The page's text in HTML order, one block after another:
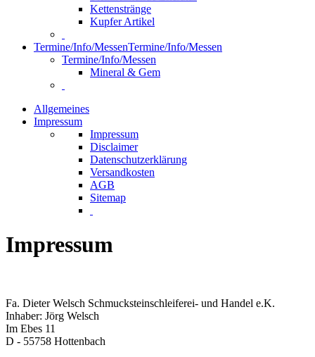
Kettenstränge
Kupfer Artikel
Termine/Info/MessenTermine/Info/Messen
Termine/Info/Messen
Mineral & Gem
Allgemeines
Impressum
Impressum
Disclaimer
Datenschutzerklärung
Versandkosten
AGB
Sitemap
Impressum
Fa. Dieter Welsch Schmucksteinschleiferei- und Handel e.K.
Inhaber: Jörg Welsch
Im Ebes 11
D - 55758 Hottenbach